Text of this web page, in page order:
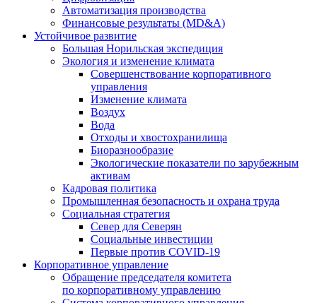
Автоматизация производства
Финансовые результаты (MD&A)
Устойчивое развитие
Большая Норильская экспедиция
Экология и изменение климата
Совершенствование корпоративного
управления
Изменение климата
Воздух
Вода
Отходы и хвостохранилища
Биоразнообразие
Экологические показатели по зарубежным
активам
Кадровая политика
Промышленная безопасность и охрана труда
Социальная стратегия
Север для Северян
Социальные инвестиции
Первые против COVID‑19
Корпоративное управление
Обращение председателя комитета
по корпоративному управлению